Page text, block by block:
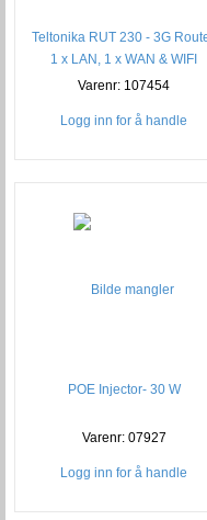
Teltonika RUT 230 - 3G
1 x LAN, 1 x WAN & WIFI
Varenr: 107454
Logg inn for å handle
POE Injector- 30 W
Varenr: 07927
Logg inn for å handle